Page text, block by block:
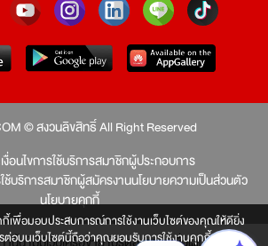
เพื่อมอบประสบการณ์การใช้งานเว็บไซต์ของคุณให้ดียิ่ง
ต่อบนเว็บไซต์นี้ถือว่าคุณยอมรับการใช้งานคุกกี้
© สงวนลิขสิทธิ์ All Right Reserved
งื่อนไขการใช้บริการสมาชิกผู้ประกอบการ
ช้บริการสมาชิกผู้สมัครงานนโยบายความเป็นส่วนตัว
นโยบายคุกกี้